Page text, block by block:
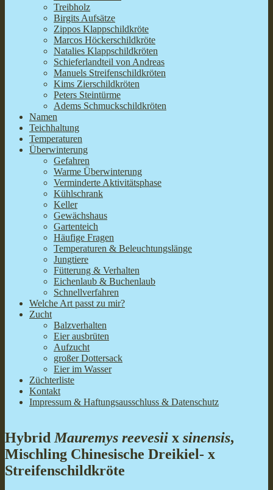
Treibholz
Birgits Aufsätze
Zippos Klappschildkröte
Marcos Höckerschildkröte
Natalies Klappschildkröten
Schieferlandteil von Andreas
Manuels Streifenschildkröten
Kims Zierschildkröten
Peters Steintürme
Adems Schmuckschildkröten
Namen
Teichhaltung
Temperaturen
Überwinterung
Gefahren
Warme Überwinterung
Verminderte Aktivitätsphase
Kühlschrank
Keller
Gewächshaus
Gartenteich
Häufige Fragen
Temperaturen & Beleuchtungslänge
Jungtiere
Fütterung & Verhalten
Eichenlaub & Buchenlaub
Schnellverfahren
Welche Art passt zu mir?
Zucht
Balzverhalten
Eier ausbrüten
Aufzucht
großer Dottersack
Eier im Wasser
Züchterliste
Kontakt
Impressum & Haftungsausschluss & Datenschutz
Hybrid Mauremys reevesii x sinensis,
Mischling Chinesische Dreikiel- x
Streifenschildkröte